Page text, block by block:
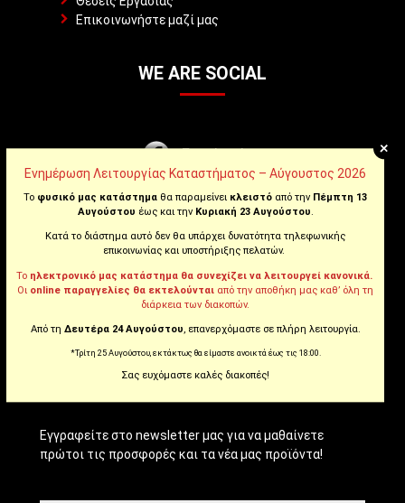
Επικοινωνήστε μαζί μας
WE ARE SOCIAL
Facebook
Instagram
Youtube
Tiktok
NEWSLETTER!
Εγγραφείτε στο newsletter μας για να μαθαίνετε
πρώτοι τις προσφορές και τα νέα μας προϊόντα!
+
Ενημέρωση Λειτουργίας Καταστήματος – Αύγουστος 2026
Το φυσικό μας κατάστημα θα παραμείνει κλειστό από την Πέμπτη 13
Αυγούστου έως και τηνΚυριακή 23 Αυγούστου.
Κατά το διάστημα αυτό δεν θα υπάρχει δυνατότητα τηλεφωνικής
επικοινωνίας και υποστήριξης πελατών.
Το ηλεκτρονικό μας κατάστημα θα συνεχίζει να λειτουργεί κανονικά.
Οι online παραγγελίες θα εκτελούνται από την αποθήκη μας καθ’ όλη τη
διάρκεια των διακοπών.
Από τη Δευτέρα 24 Αυγούστου, επανερχόμαστε σε πλήρη λειτουργία.
*Τρίτη 25 Αυγούστου, εκτάκτως θα είμαστε ανοικτά έως τις 18:00.
Σας ευχόμαστε καλές διακοπές!